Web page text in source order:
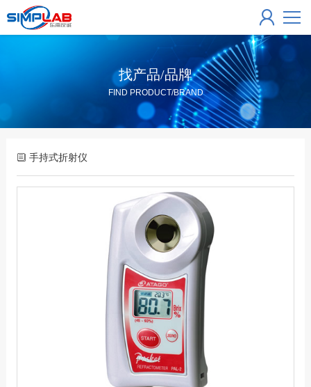
找产品/品牌
FIND PRODUCT/BRAND
手持式折射仪